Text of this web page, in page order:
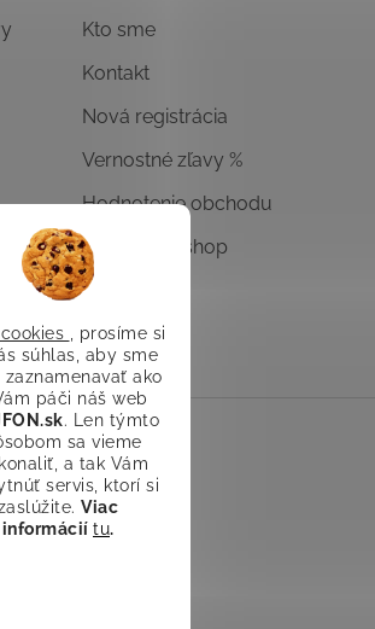
, prosíme si
súhlas, aby sme
zaznamenavať ako
páči náš web
. Len týmto
sa vieme
a tak Vám
servis, ktorí si
Viac
informácií tu.
Kto sme
Kontakt
Nová registrácia
Vernostné zľavy %
Hodnotenie obchodu
Overený E-shop